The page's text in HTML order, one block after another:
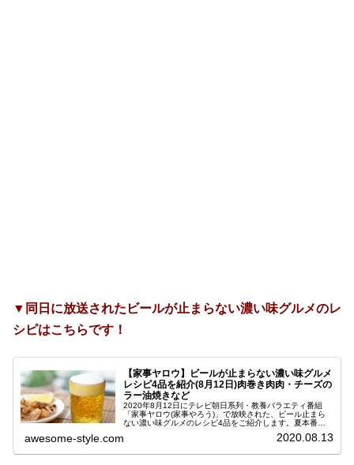
▼同日に放送されたビールが止まらない濃い味グルメのレ
シピはこちらです！
【家事ヤロウ】ビールが止まらない濃い味グルメ
レシピ4品を紹介(8月12日)肉巻き肉肉・チーズの
ラー油焼きなど
2020年8月12日にテレビ朝日系列・教養バラエティ番組
「家事ヤロウ(家事やろう)」で放映された、ビール止まら
ない濃い味グルメのレシピ4品をご紹介します。夏本番を
awesome-style.com 2020.08.13